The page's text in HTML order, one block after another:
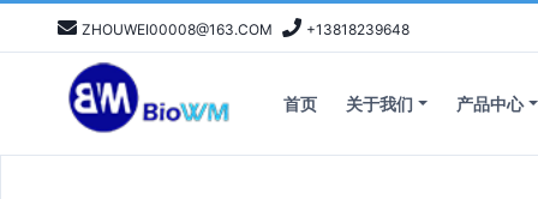
ZHOUWEI00008@163.COM +13818239648
首页 关于我们 产品中心